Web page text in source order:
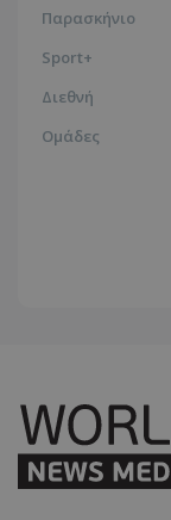
Παρασκήνιο
Sport+
Διεθνή
Ομάδες